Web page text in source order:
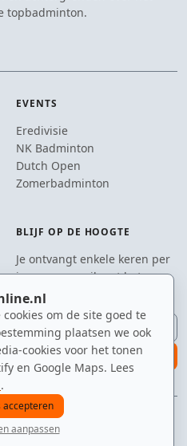
om de site goed te
plaatsen we ook
cookies voor het tonen
en Google Maps. Lees
.
accepteren
aanpassen
topbadminton.
EVENTS
Eredivisie
NK Badminton
Dutch Open
Zomerbadminton
BLIJF OP DE HOOGTE
Je ontvangt enkele keren per
jaar een e-mail met het
laatste badmintonnieuws.
E-mailadres
aanmelden
door de perfecte service (net
zomer